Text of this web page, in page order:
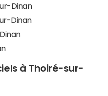
Dinan
Dinan
à Thoiré-sur-